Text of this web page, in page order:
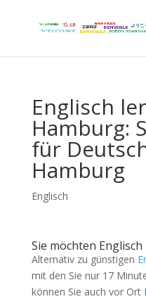
Englisch
Hamburg:
für
Hamburg
Englisch
Sie möchten
Alternativ zu günstigen
mit den Sie nur 17
können Sie auch vor Ort